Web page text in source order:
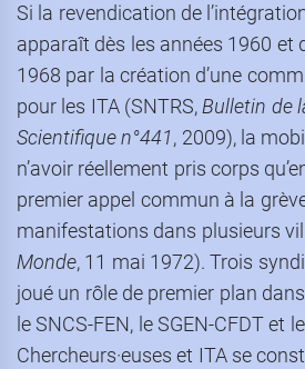
Si la revendication de
apparaît dès les années 1960 et
1968 par la création d’une
pour les ITA (SNTRS,Bulletin de
Scientifique n°441, 2009), la
n’avoir réellement pris corps
premier appel commun à la
manifestations dans plusieurs
Monde, 11 mai 1972). Trois
joué un rôle de premier plan
le SNCS-FEN, le SGEN-CFDT et
Chercheurs·euses et ITA se